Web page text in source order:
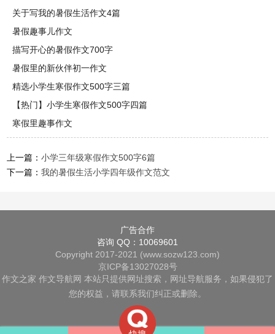
关于写我的暑假生活作文4篇
暑假趣事儿作文
描写开心的暑假作文700字
暑假里的新伙伴初一作文
精选小学生寒假作文500字三篇
【热门】小学生寒假作文500字四篇
寒假里趣事作文
上一篇：小学三年级寒假作文500字6篇
下一篇：我的暑假生活小学四年级作文范文
广告合作
咨询 QQ：10069601
Copyright 2017-2021 (www.sozw123.com)
京ICP备13027028号
作文之家 作文导航网 本站只提供网址搜索，网址导航服务，如果侵犯了
您的权益，请联系我们纠正或删除。